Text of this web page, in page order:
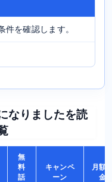
件を確認します。
なりましたを読
無
料
話
キャンペ
ーン
月額
金